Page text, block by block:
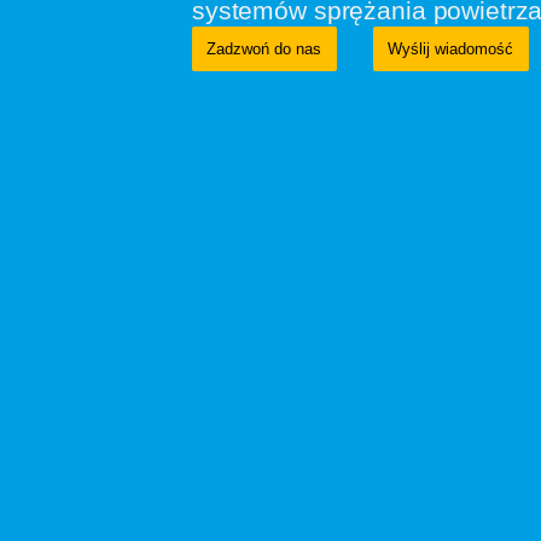
systemów sprężania
Zadzwoń do nas Wyślij wiadomość